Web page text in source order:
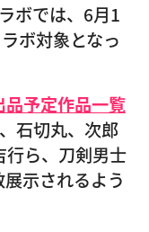
ボでは、6月1
ボ対象となっ
品予定作品一覧
石切丸、次郎
行ら、刀剣男士
示されるよう